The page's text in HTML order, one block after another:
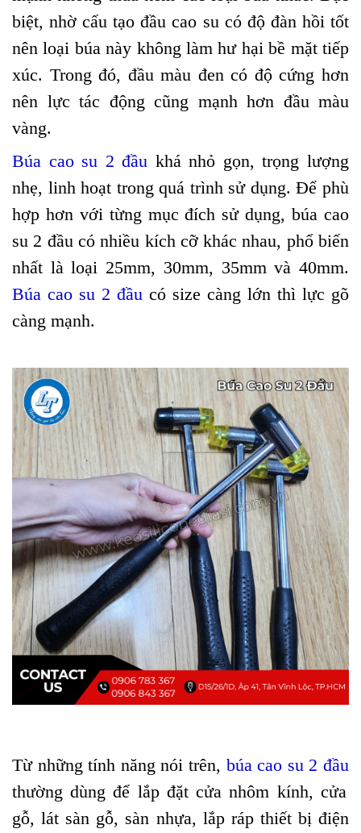
biệt, nhờ cấu tạo đầu cao su có độ đàn hồi tốt
nên loại búa này không làm hư hại bề mặt tiếp
xúc. Trong đó, đầu màu đen có độ cứng hơn
nên lực tác động cũng mạnh hơn đầu màu
vàng.
Búa cao su 2 đầu khá nhỏ gọn, trọng lượng
nhẹ, linh hoạt trong quá trình sử dụng. Để phù
hợp hơn với từng mục đích sử dụng, búa cao
su 2 đầu có nhiều kích cỡ khác nhau, phổ biến
nhất là loại 25mm, 30mm, 35mm và 40mm.
Búa cao su 2 đầu có size càng lớn thì lực gõ
càng mạnh.
Từ những tính năng nói trên, búa cao su 2 đầu
thường dùng để lắp đặt cửa nhôm kính, cửa
gỗ, lát sàn gỗ, sàn nhựa, lắp ráp thiết bị điện